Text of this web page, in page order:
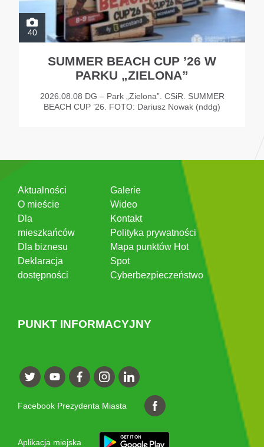
40
SUMMER BEACH CUP ’26 W
PARKU „ZIELONA”
2026.08.08 DG – Park „Zielona”. CSiR. SUMMER
BEACH CUP ’26. FOTO: Dariusz Nowak (nddg)
Aktualności
O mieście
Dla
mieszkańców
Dla biznesu
Deklaracja
dostępności
Galerie
Wideo
Kontakt
Polityka prywatności
Mapa punktów Hot
Spot
Cyberbezpieczeństwo
PUNKT INFORMACYJNY
Facebook Prezydenta Miasta
Aplikacja miejska